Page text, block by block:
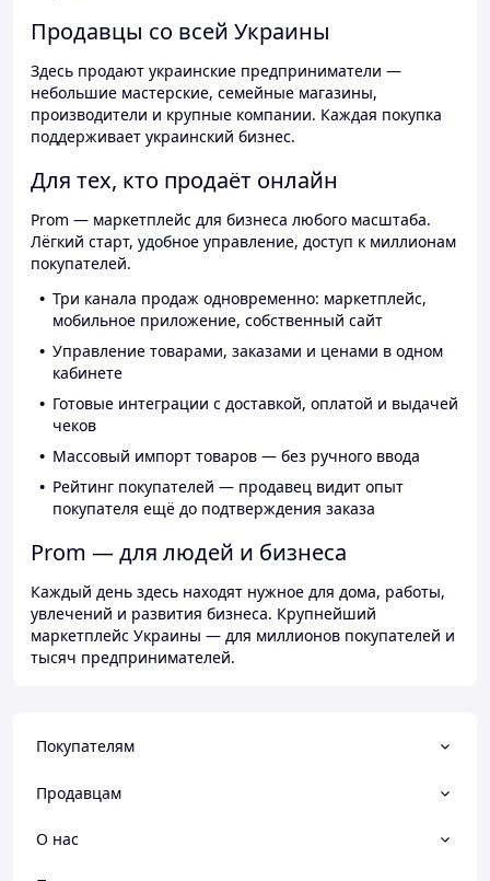
Продавцы со всей Украины
Здесь продают украинские предприниматели —
небольшие мастерские, семейные магазины,
производители и крупные компании. Каждая покупка
поддерживает украинский бизнес.
Для тех, кто продаёт онлайн
Prom — маркетплейс для бизнеса любого масштаба.
Лёгкий старт, удобное управление, доступ к миллионам
покупателей.
Три канала продаж одновременно: маркетплейс,
мобильное приложение, собственный сайт
Управление товарами, заказами и ценами в одном
кабинете
Готовые интеграции с доставкой, оплатой и выдачей
чеков
Массовый импорт товаров — без ручного ввода
Рейтинг покупателей — продавец видит опыт
покупателя ещё до подтверждения заказа
Prom — для людей и бизнеса
Каждый день здесь находят нужное для дома, работы,
увлечений и развития бизнеса. Крупнейший
маркетплейс Украины — для миллионов покупателей и
тысяч предпринимателей.
Покупателям
Продавцам
О нас